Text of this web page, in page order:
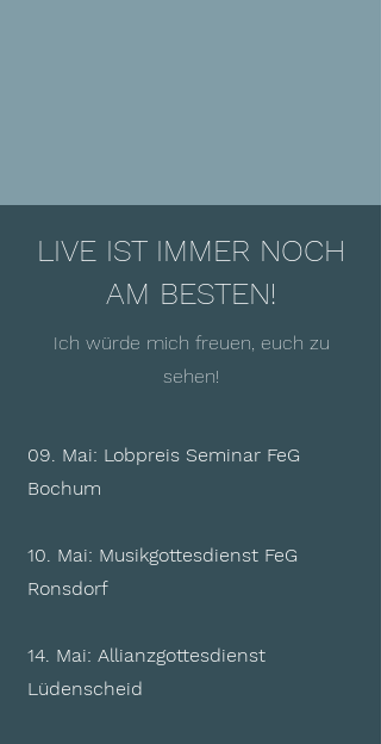
LIVE IST IMMER NOCH
AM BESTEN!
Ich würde mich freuen, euch zu
sehen!
09. Mai: Lobpreis Seminar FeG
Bochum
10. Mai: Musikgottesdienst FeG
Ronsdorf
14. Mai: Allianzgottesdienst
Lüdenscheid